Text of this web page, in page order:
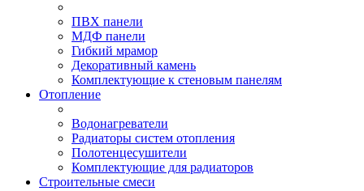
ПВХ панели
МДФ панели
Гибкий мрамор
Декоративный камень
Комплектующие к стеновым панелям
Отопление
Водонагреватели
Радиаторы систем отопления
Полотенцесушители
Комплектующие для радиаторов
Строительные смеси